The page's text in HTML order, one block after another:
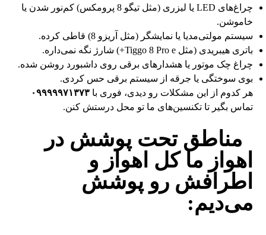
چراغ‌های LED یا لیزری (مثل تیگو 8 پرومکس) کم‌نور شدن یا
خاموشن.
سیستم مولتی‌مدیا یا نمایشگر (مثل آریزو 8) قاطی کرده.
باتری هیبریدی (مثل Tiggo 8 Pro e+) شارژ نگه نمی‌داره.
چراغ چک موتور یا هشدارهای برقی روی داشبورد روشن شده.
بوی سوختگی یا جرقه از سیستم برقی حس کردی.
هر کدوم از این مشکلات رو دیدی، فوری با۰۹۹۹۹۹۷۱۳۷۳
تماس بگیر تا تکنسین‌های ما تو محل درستش کنن.
مناطق تحت پوشش در
اهواز ما کل اهواز و
اطرافش رو پوشش
می‌دیم: